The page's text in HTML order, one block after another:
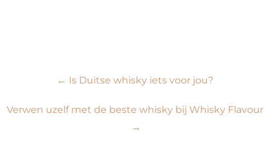
Bericht
navigatie
← Is Duitse whisky iets voor jou?
Verwen uzelf met de beste whisky bij Whisky Flavour
→